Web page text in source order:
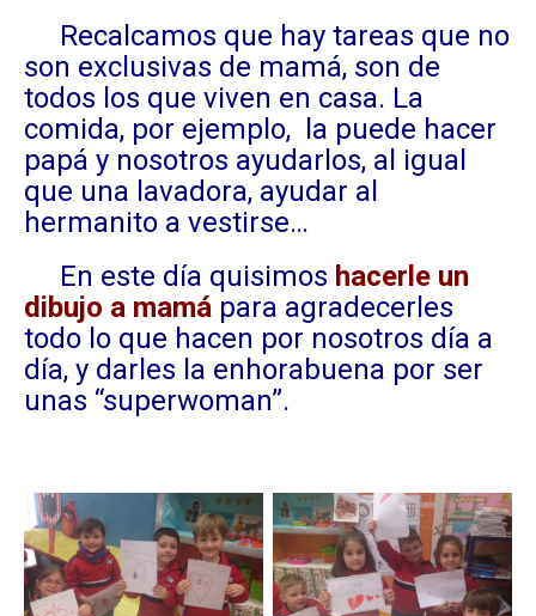
Recalcamos que hay tareas que no
son exclusivas de mamá, son de
todos los que viven en casa. La
comida, por ejemplo, la puede hacer
papá y nosotros ayudarlos, al igual
que una lavadora, ayudar al
hermanito a vestirse…
En este día quisimos hacerle un
dibujo a mamá para agradecerles
todo lo que hacen por nosotros día a
día, y darles la enhorabuena por ser
unas “superwoman”.